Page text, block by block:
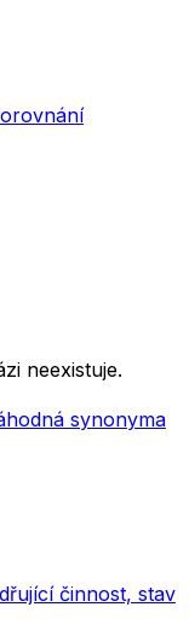
neexistuje.
synonyma
činnost, stav